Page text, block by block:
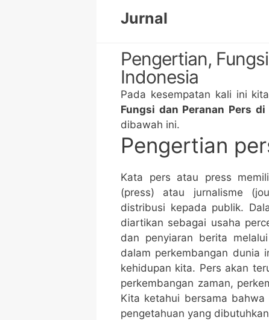
Jurnal
Pengertian,
Indonesia
Pada kesempatan kali ini
Fungsi dan Peranan Pers di
dibawah ini.
Pengertian
Kata pers atau press
(press) atau jurnalisme
distribusi kepada publik.
diartikan sebagai usaha
dan penyiaran berita
dalam perkembangan dunia
kehidupan kita. Pers akan
perkembangan zaman,
Kita ketahui bersama
pengetahuan yang